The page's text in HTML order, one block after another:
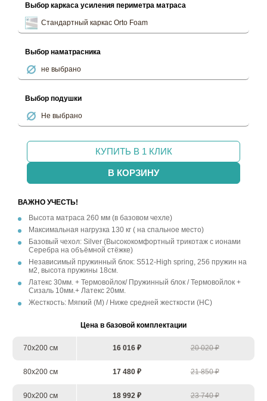
Выбор каркаса усиления периметра матраса
Стандартный каркас Orto Foam
Выбор наматрасника
не выбрано
Выбор подушки
Не выбрано
КУПИТЬ В 1 КЛИК
В КОРЗИНУ
ВАЖНО УЧЕСТЬ!
Высота матраса 260 мм (в базовом чехле)
Максимальная нагрузка 130 кг ( на спальное место)
Базовый чехол: Silver (Высококомфортный трикотаж с ионами
Серебра на объёмной стёжке)
Независимый пружинный блок: S512-High spring, 256 пружин на
м2, высота пружины 18см.
Латекс 30мм. + Термовойлок/ Пружинный блок / Термовойлок +
Сизаль 10мм.+ Латекс 20мм.
Жесткость: Мягкий (М) / Ниже средней жесткости (НС)
Цена в базовой комплектации
70х200 см 16 016 ₽ 20 020 ₽
80х200 см 17 480 ₽ 21 850 ₽
90х200 см 18 992 ₽ 23 740 ₽